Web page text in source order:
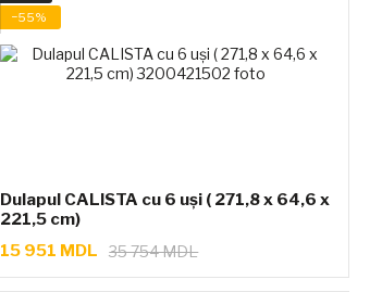
−55%
Dulapul CALISTA cu 6 uși ( 271,8 х 64,6 х
221,5 сm)
35 754 MDL
15 951 MDL